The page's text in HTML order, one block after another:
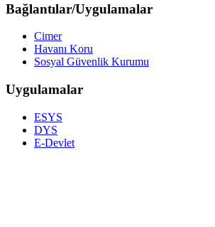
Bağlantılar/Uygulamalar
Cimer
Havanı Koru
Sosyal Güvenlik Kurumu
Uygulamalar
ESYS
DYS
E-Devlet